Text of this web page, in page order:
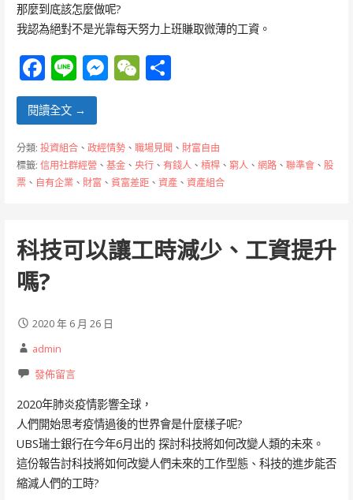
那麼到底該怎麼做呢?
我認為絕對不是光靠每天努力上班賺取微薄的工資。
F
ac
e
b
o
o
Li
n
e
M
e
n
g
W
h
at
分
閱讀全文 →
分類: 投資組合、 政經情勢、 職場見聞 、 財富自由
標籤: 信用社群經營、 基金、 央行、 有錢人、 槓桿、 窮人、 網路、 聯準會、 股
票、 自有企業、 財富、 貧富差距、 資產、 資產組合
科技可以讓工時減少、工資提升
嗎?
2020 年 6 月 26 日
admin
發佈留言
2020年肺炎疫情影響全球，
人們開始思考疫情過後的世界會是什麼樣子呢?
UBS瑞士銀行在今年6月出的探討科技將如何改變人類的未來。
這份報告討科技將如何改變人們未來的工作型態、科技的進步能否
縮減人們的工時?